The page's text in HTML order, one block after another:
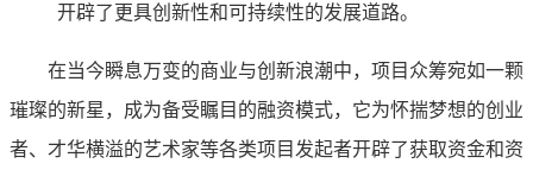
开辟了更具创新性和可持续性的发展道路。
在当今瞬息万变的商业与创新浪潮中，项目众筹宛如一颗
璀璨的新星，成为备受瞩目的融资模式，它为怀揣梦想的创业
者、才华横溢的艺术家等各类项目发起者开辟了获取资金和资